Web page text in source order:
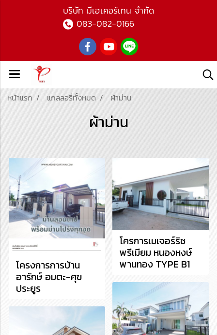
บริษัท มีเฮเคอร์เทน จำกัด
083-082-0166
หน้าแรก แกลลอรี่ทั้งหมด ผ้าม่าน
ผ้าม่าน
โครงการการบ้าน
อารักษ์ อมตะ-ศุข
ประยูร
โครการเมเจอร์ริช
พรีเมียม หนองหงษ์
พานทอง TYPE B1